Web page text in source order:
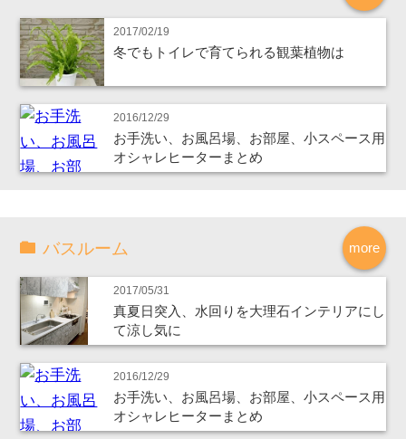
2017/02/19
冬でもトイレで育てられる観葉植物は
2016/12/29
お手洗い、お風呂場、お部屋、小スペース用
オシャレヒーターまとめ
more
バスルーム
2017/05/31
真夏日突入、水回りを大理石インテリアにし
て涼し気に
2016/12/29
お手洗い、お風呂場、お部屋、小スペース用
オシャレヒーターまとめ